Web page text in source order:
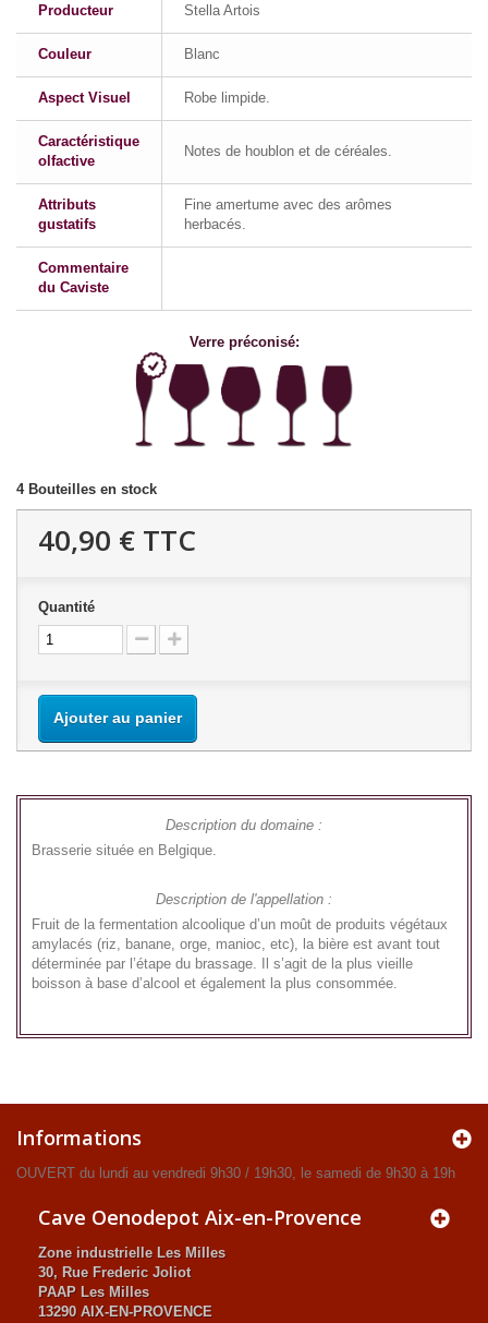
Producteur Stella Artois
Couleur Blanc
Aspect Visuel Robe limpide.
Caractéristique
olfactive
Notes de houblon et de céréales.
Attributs
gustatifs
Fine amertume avec des arômes
herbacés.
Commentaire
du Caviste
Verre préconisé:
4 Bouteilles en stock
40,90 € TTC
Quantité
Ajouter au panier
Description du domaine :
Brasserie située en Belgique.
Description de l'appellation :
Fruit de la fermentation alcoolique d’un moût de produits végétaux
amylacés (riz, banane, orge, manioc, etc), la bière est avant tout
déterminée par l’étape du brassage. Il s’agit de la plus vieille
boisson à base d’alcool et également la plus consommée.
Informations
OUVERT du lundi au vendredi 9h30 / 19h30, le samedi de 9h30 à 19h
Cave Oenodepot Aix-en-Provence
Zone industrielle Les Milles
30, Rue Frederic Joliot
PAAP Les Milles
13290 AIX-EN-PROVENCE